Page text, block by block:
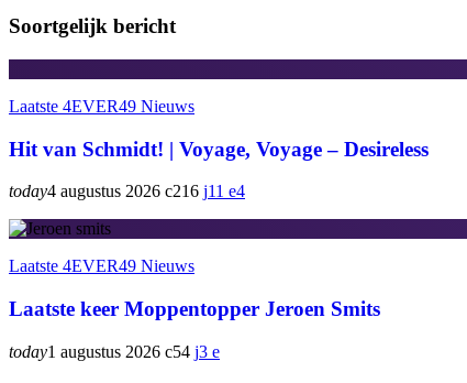
Soortgelijk bericht
Laatste 4EVER49 Nieuws
Hit van Schmidt! | Voyage, Voyage – Desireless
today4 augustus 2026 216 11 4
Laatste 4EVER49 Nieuws
Laatste keer Moppentopper Jeroen Smits
today1 augustus 2026 54 3